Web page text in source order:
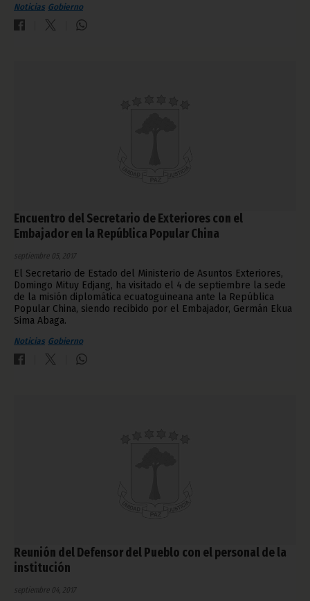
Noticias Gobierno
Encuentro del Secretario de Exteriores con el
Embajador en la República Popular China
septiembre 05, 2017
El Secretario de Estado del Ministerio de Asuntos Exteriores,
Domingo Mituy Edjang, ha visitado el 4 de septiembre la sede
de la misión diplomática ecuatoguineana ante la República
Popular China, siendo recibido por el Embajador, Germán Ekua
Sima Abaga.
Noticias Gobierno
Reunión del Defensor del Pueblo con el personal de la
institución
septiembre 04, 2017